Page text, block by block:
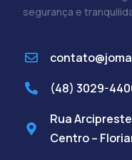
segurança e
(48) 3029-
Rua Arcipreste
Centro –